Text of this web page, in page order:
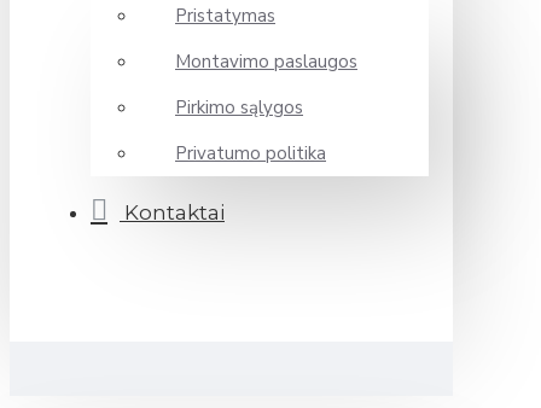
Pristatymas
Montavimo paslaugos
Pirkimo sąlygos
Privatumo politika
Kontaktai